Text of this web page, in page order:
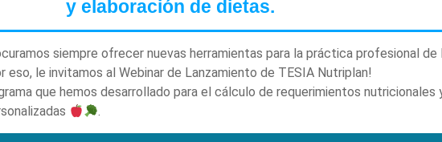
y elaboración de dietas.
siempre ofrecer nuevas herramientas para la práctica profesional de
eso, le invitamos al Webinar de Lanzamiento de TESIA Nutriplan!
que hemos desarrollado para el cálculo de requerimientos nutricionales
.